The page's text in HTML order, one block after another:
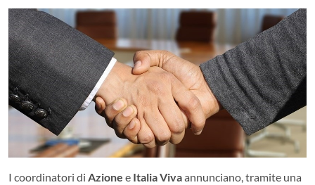
I coordinatori di Azione e Italia Vivaannunciano, tramite una